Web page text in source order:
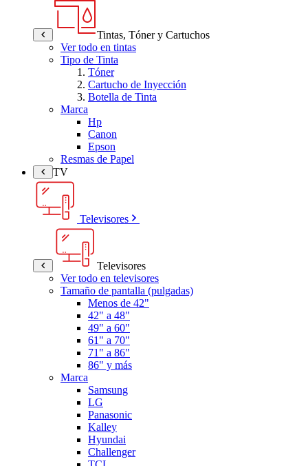
Tintas, Tóner y Cartuchos
Ver todo en tintas
Tipo de Tinta
Tóner
Cartucho de Inyección
Botella de Tinta
Marca
Hp
Canon
Epson
Resmas de Papel
TV
Televisores
Televisores
Ver todo en televisores
Tamaño de pantalla (pulgadas)
Menos de 42"
42" a 48"
49" a 60"
61" a 70"
71" a 86"
86" y más
Marca
Samsung
LG
Panasonic
Kalley
Hyundai
Challenger